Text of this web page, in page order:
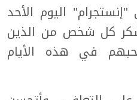
اليوم الأحد
كل شخص من الذين
في هذه الأيام